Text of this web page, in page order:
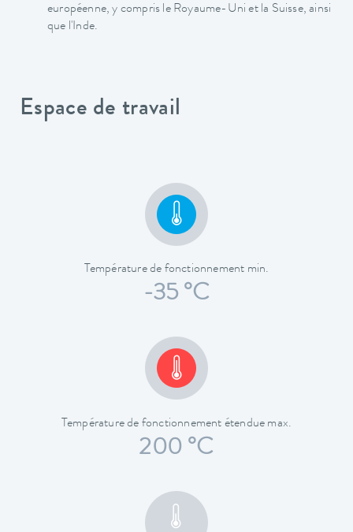
européenne, y compris le Royaume-Uni et la Suisse, ainsi
que l'Inde.
Espace de travail
Température de fonctionnement min.
-35 °C
Température de fonctionnement étendue max.
200 °C